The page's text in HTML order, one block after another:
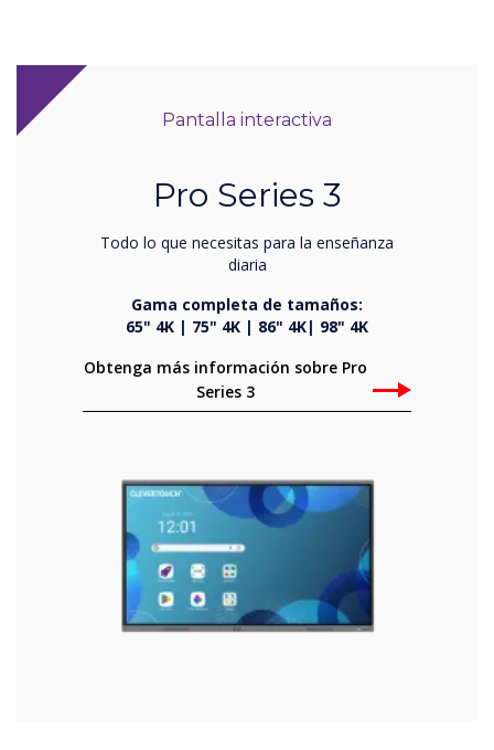
Pantalla interactiva
Pro Series 3
Todo lo que necesitas para la enseñanza
diaria
Gama completa de tamaños:
65" 4K | 75" 4K | 86" 4K| 98" 4K
Obtenga más información sobre Pro
Series 3